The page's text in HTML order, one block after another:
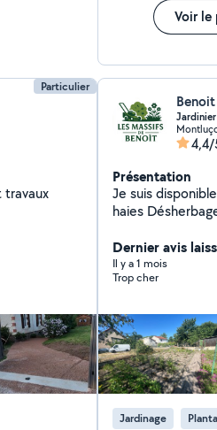
Voir le
Particulier
travaux
Jardinier
4,4/
Présentation
Je suis disponible
haies Désherbage Création de massif Création de
Dernier avis
Il y a 1 mois
Trop cher
Jardinage